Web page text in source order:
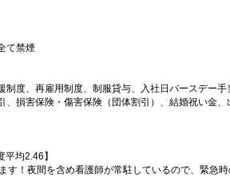
て禁煙
度、再雇用制度、制服貸与、入社日バースデー
損害保険・傷害保険（団体割引）、結婚祝い金、
均2.46】
！夜間を含め看護師が常駐しているので、緊急